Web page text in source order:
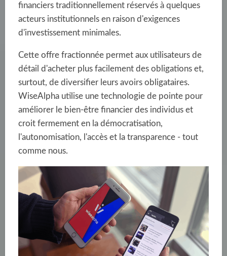
financiers traditionnellement réservés à quelques
acteurs institutionnels en raison d'exigences
d'investissement minimales.
Cette offre fractionnée permet aux utilisateurs de
détail d'acheter plus facilement des obligations et,
surtout, de diversifier leurs avoirs obligataires.
WiseAlpha utilise une technologie de pointe pour
améliorer le bien-être financier des individus et
croit fermement en la démocratisation,
l'autonomisation, l'accès et la transparence - tout
comme nous.